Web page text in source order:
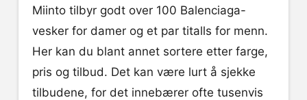
Miinto tilbyr godt over 100 Balenciaga-
vesker for damer og et par titalls for menn.
Her kan du blant annet sortere etter farge,
pris og tilbud. Det kan være lurt å sjekke
tilbudene, for det innebærer ofte tusenvis